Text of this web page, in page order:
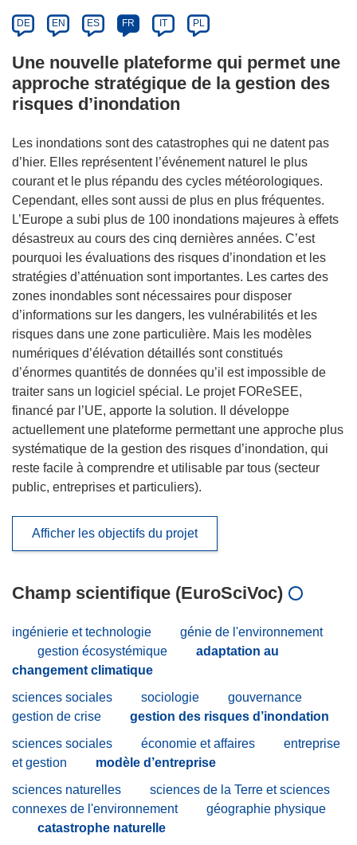
DE EN ES FR IT PL
Une nouvelle plateforme qui permet une
approche stratégique de la gestion des
risques d’inondation
Les inondations sont des catastrophes qui ne datent pas
d’hier. Elles représentent l’événement naturel le plus
courant et le plus répandu des cycles météorologiques.
Cependant, elles sont aussi de plus en plus fréquentes.
L’Europe a subi plus de 100 inondations majeures à effets
désastreux au cours des cinq dernières années. C’est
pourquoi les évaluations des risques d’inondation et les
stratégies d’atténuation sont importantes. Les cartes des
zones inondables sont nécessaires pour disposer
d’informations sur les dangers, les vulnérabilités et les
risques dans une zone particulière. Mais les modèles
numériques d’élévation détaillés sont constitués
d’énormes quantités de données qu’il est impossible de
traiter sans un logiciel spécial. Le projet FOReSEE,
financé par l’UE, apporte la solution. Il développe
actuellement une plateforme permettant une approche plus
systématique de la gestion des risques d’inondation, qui
reste facile à comprendre et utilisable par tous (secteur
public, entreprises et particuliers).
Afficher les objectifs du projet
Champ scientifique (EuroSciVoc)
ingénierie et technologie
génie de l'environnement
gestion écosystémique
adaptation au
changement climatique
sciences sociales
sociologie
gouvernance
gestion de crise
gestion des risques d’inondation
sciences sociales
économie et affaires
entreprise
et gestion
modèle d’entreprise
sciences naturelles
sciences de la Terre et sciences
connexes de l'environnement
géographie physique
catastrophe naturelle